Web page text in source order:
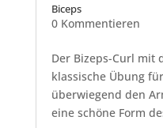
Biceps
0 Kommentieren
Der Bizeps-Curl mit
klassische Übung
überwiegend den
eine schöne Form